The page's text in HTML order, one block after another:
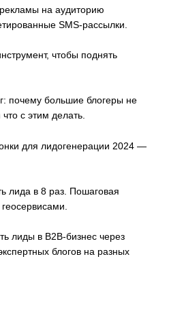
на аудиторию
SMS-рассылки.
чтобы поднять
почему большие блогеры не
с этим делать.
для лидогенерации 2024 —
лида в 8 раз. Пошаговая
лиды в B2B-бизнес через
блогов на разных